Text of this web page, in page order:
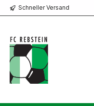
Zur
Schneller Versand